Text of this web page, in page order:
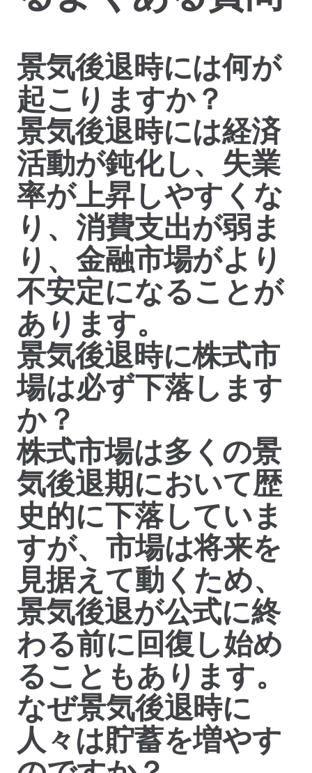
景気後退時には何が
起こりますか？
景気後退時には経済
活動が鈍化し、失業
率が上昇しやすくな
り、消費支出が弱ま
り、金融市場がより
不安定になることが
あります。
景気後退時に株式市
場は必ず下落します
か？
株式市場は多くの景
気後退期において歴
史的に下落していま
すが、市場は将来を
見据えて動くため、
景気後退が公式に終
わる前に回復し始め
ることもあります。
なぜ景気後退時に
人々は貯蓄を増やす